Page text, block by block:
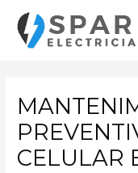
contenido
CELULAR